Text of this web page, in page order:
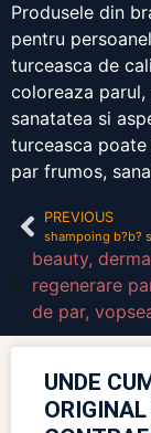
Produsele din
pentru
turceasca de
coloreaza
sanatatea si
turceasca
par frumos,
PREVIOUS
shampoing b?b?
beauty,
regenerare
de par,
UNDE